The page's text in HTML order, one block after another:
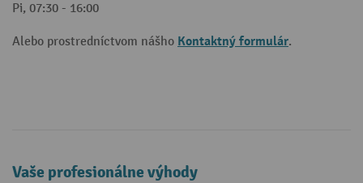
Pi, 07:30 - 16:00
Alebo prostredníctvom nášho Kontaktný formulár.
Vaše profesionálne výhody